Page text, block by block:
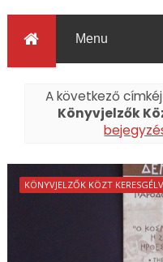
A következő
Könyvjelzők
KÖNYVJELZŐK KÖZT